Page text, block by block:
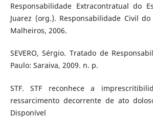
Responsabilidade Extracontratual do
Juarez (org.). Responsabilidade Civil do
Malheiros, 2006.
SEVERO, Sérgio. Tratado de
Paulo: Saraiva, 2009. n. p.
STF. STF reconhece a
ressarcimento decorrente de ato